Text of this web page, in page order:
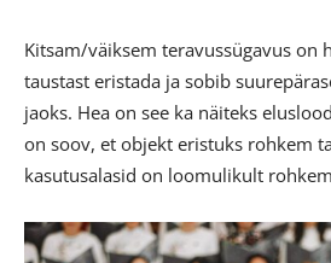
Kitsam/väiksem teravussügavus on
taustast eristada ja sobib
jaoks. Hea on see ka näiteks
on soov, et objekt eristuks rohkem
kasutusalasid on loomulikult